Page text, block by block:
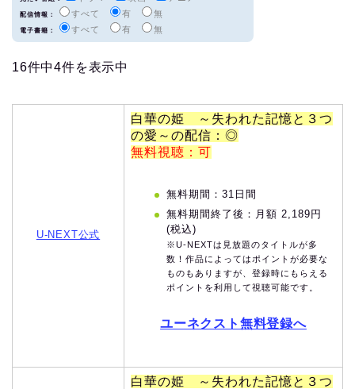
配信情報： すべて 有 無
電子書籍： すべて 有 無
16件中4件を表示中
U-NEXT公式
白華の姫 ～失われた記憶と３つ
の愛～の配信：◎
無料視聴：可
無料期間：31日間
無料期間終了後：月額 2,189円
(税込)
※U-NEXTは見放題のタイトルが多
数！作品によってはポイントが必要な
ものもありますが、登録時にもらえる
ポイントを利用して視聴可能です。
ユーネクスト無料登録へ
白華の姫 ～失われた記憶と３つ